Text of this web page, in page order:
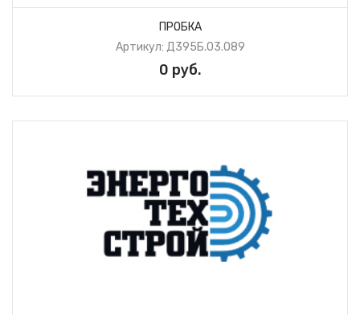
ПРОБКА
Артикул: Д395Б.03.089
0 руб.